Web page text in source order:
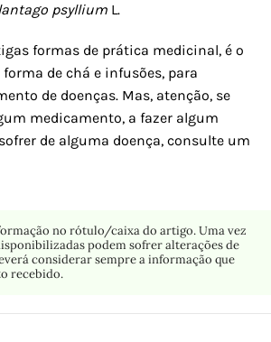
psyllium L.
formas de prática medicinal, é o
de chá e infusões, para
de doenças. Mas, atenção, se
medicamento, a fazer algum
de alguma doença, consulte um
no rótulo/caixa do artigo. Uma vez
podem sofrer alterações de
considerar sempre a informação que
recebido.